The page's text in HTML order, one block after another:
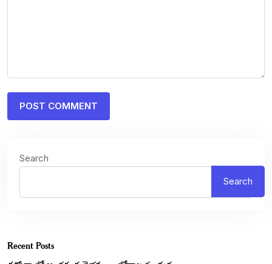
Search
Search
Recent Posts